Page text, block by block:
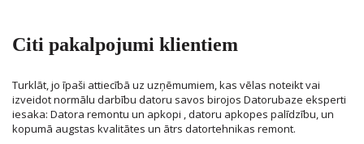
Citi pakalpojumi klientiem
Turklāt, jo īpaši attiecībā uz uzņēmumiem, kas vēlas noteikt vai
izveidot normālu darbību datoru savos birojos Datorubaze eksperti
iesaka: Datora remontu un apkopi , datoru apkopes palīdzību, un
kopumā augstas kvalitātes un ātrs datortehnikas remont.